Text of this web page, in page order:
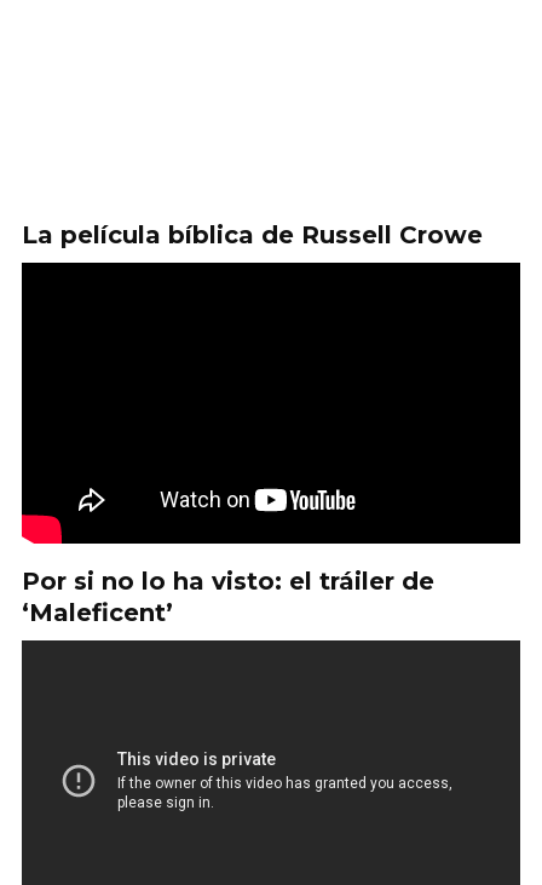
La película bíblica de Russell Crowe
Por si no lo ha visto: el tráiler de
‘Maleficent’